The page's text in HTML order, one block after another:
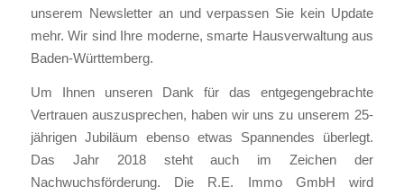
unserem Newsletter an und verpassen Sie kein Update
mehr. Wir sind Ihre moderne, smarte Hausverwaltung aus
Baden-Württemberg.
Um Ihnen unseren Dank für das entgegengebrachte
Vertrauen auszusprechen, haben wir uns zu unserem 25-
jährigen Jubiläum ebenso etwas Spannendes überlegt.
Das Jahr 2018 steht auch im Zeichen der
Nachwuchsförderung. Die R.E. Immo GmbH wird